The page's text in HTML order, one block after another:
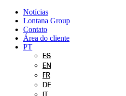
Pular
para
conteúdo
Notícias
Lontana Group
Contato
Área do cliente
PT
ES
EN
FR
DE